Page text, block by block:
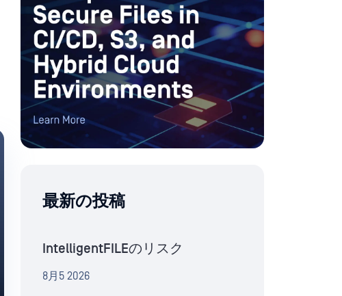
最新の投稿
IntelligentFILEのリスク
8月5 2026